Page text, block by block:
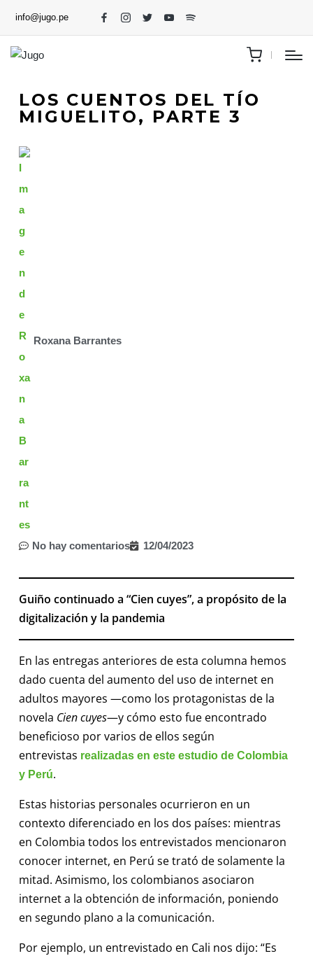
info@jugo.pe
LOS CUENTOS DEL TÍO
MIGUELITO, PARTE 3
Roxana Barrantes
No hay comentarios 12/04/2023
Guiño continuado a “Cien cuyes”, a propósito de la
digitalización y la pandemia
En las entregas anteriores de esta columna hemos
dado cuenta del aumento del uso de internet en
adultos mayores —como los protagonistas de la
novela Cien cuyes—y cómo esto fue encontrado
beneficioso por varios de ellos según
entrevistas realizadas en este estudio de Colombia
y Perú.
Estas historias personales ocurrieron en un
contexto diferenciado en los dos países: mientras
en Colombia todos los entrevistados mencionaron
conocer internet, en Perú se trató de solamente la
mitad. Asimismo, los colombianos asociaron
internet a la obtención de información, poniendo
en segundo plano a la comunicación.
Por ejemplo, un entrevistado en Cali nos dijo: “Es